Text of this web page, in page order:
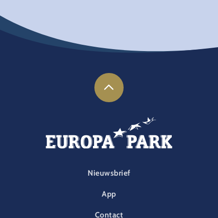
FOOTER-PARK
Nieuwsbrief
App
Contact